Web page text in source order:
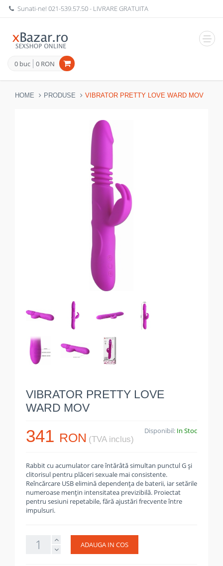
Sunati-ne!021-539.57.50- LIVRARE GRATUITA
0 buc 0 RON
HOME PRODUSE VIBRATOR PRETTY LOVE WARD MOV
VIBRATOR PRETTY LOVE
WARD MOV
341 RON (TVA inclus)
Disponibil: In Stoc
Rabbit cu acumulator care întărâtă simultan punctul G și
clitorisul pentru plăceri sexuale mai consistente.
Reîncărcare USB elimină dependența de baterii, iar setările
numeroase mențin intensitatea previzibilă. Proiectat
pentru sesiuni repetabile, fără ajustări frecvente între
impulsuri.
ADAUGA IN COS